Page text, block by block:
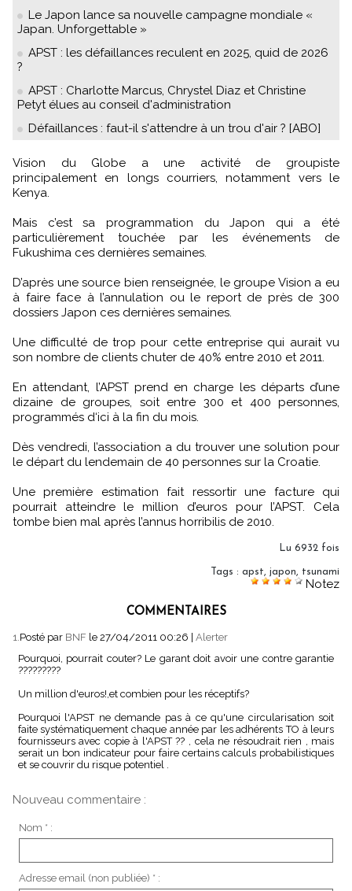
Le Japon lance sa nouvelle campagne mondiale «
Japan. Unforgettable »
APST : les défaillances reculent en 2025, quid de 2026
?
APST : Charlotte Marcus, Chrystel Diaz et Christine
Petyt élues au conseil d'administration
Défaillances : faut-il s'attendre à un trou d'air ? [ABO]
Vision du Globe a une activité de groupiste
principalement en longs courriers, notamment vers le
Kenya.
Mais c’est sa programmation du Japon qui a été
particulièrement touchée par les événements de
Fukushima ces dernières semaines.
D’après une source bien renseignée, le groupe Vision a eu
à faire face à l’annulation ou le report de près de 300
dossiers Japon ces dernières semaines.
Une difficulté de trop pour cette entreprise qui aurait vu
son nombre de clients chuter de 40% entre 2010 et 2011.
En attendant, l’APST prend en charge les départs d’une
dizaine de groupes, soit entre 300 et 400 personnes,
programmés d‘ici à la fin du mois.
Dès vendredi, l’association a du trouver une solution pour
le départ du lendemain de 40 personnes sur la Croatie.
Une première estimation fait ressortir une facture qui
pourrait atteindre le million d’euros pour l’APST. Cela
tombe bien mal après l’annus horribilis de 2010.
Lu 6932 fois
Tags : apst, japon, tsunami
Notez
COMMENTAIRES
1.Posté par BNF le 27/04/2011 00:26
Alerter
Pourquoi, pourrait couter? Le garant doit avoir une contre garantie
?????????
Un million d'euros!,et combien pour les réceptifs?
Pourquoi l'APST ne demande pas à ce qu'une circularisation soit
faite systématiquement chaque année par les adhérents TO à leurs
fournisseurs avec copie à l'APST ?? , cela ne résoudrait rien , mais
serait un bon indicateur pour faire certains calculs probabilistiques
et se couvrir du risque potentiel .
Nouveau commentaire :
Nom * :
Adresse email (non publiée) * :